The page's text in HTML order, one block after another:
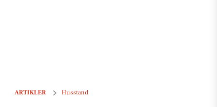
ARTIKLER Husstand
Beboerne i Mørke har taget podcast til sig